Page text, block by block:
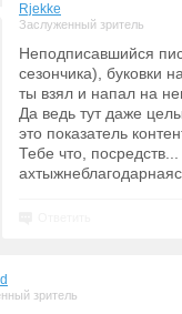
Rjekke
Заслуженный зритель
Неподписавшийся
сезончика), буковки
ты взял и напал на
Да ведь тут даже
это показатель
Тебе что,
зритель